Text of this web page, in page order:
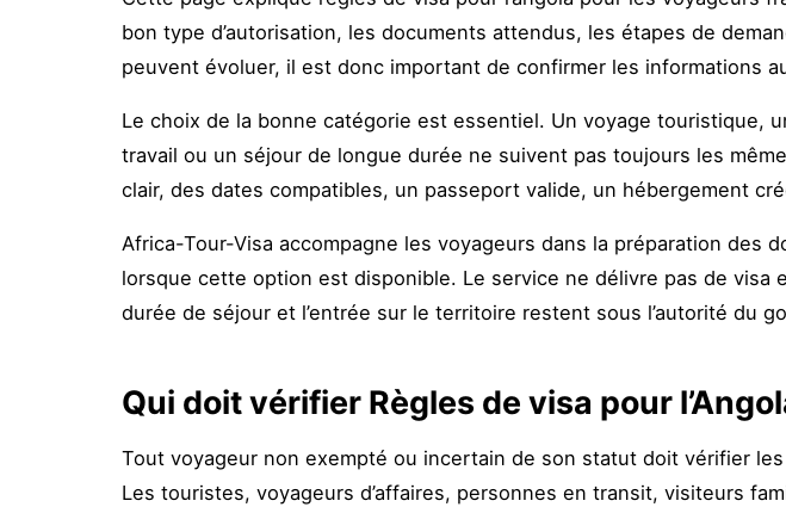
bon type d’autorisation, les documents attendus, les étapes de
peuvent évoluer, il est donc important de confirmer les informations
Le choix de la bonne catégorie est essentiel. Un voyage touristique,
travail ou un séjour de longue durée ne suivent pas toujours les
clair, des dates compatibles, un passeport valide, un hébergement
Africa-Tour-Visa accompagne les voyageurs dans la préparation des
lorsque cette option est disponible. Le service ne délivre pas de visa
durée de séjour et l’entrée sur le territoire restent sous l’autorité du
Qui doit vérifier Règles de visa pour
Tout voyageur non exempté ou incertain de son statut doit vérifier
Les touristes, voyageurs d’affaires, personnes en transit, visiteurs